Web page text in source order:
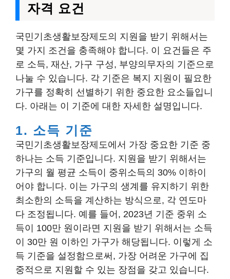
자격 요건
국민기초생활보장제도의 지원을 받기 위해서는
몇 가지 조건을 충족해야 합니다. 이 요건들은 주
로 소득, 재산, 가구 구성, 부양의무자의 기준으로
나눌 수 있습니다. 각 기준은 복지 지원이 필요한
가구를 정확히 선별하기 위한 중요한 요소들입니
다. 아래는 이 기준에 대한 자세한 설명입니다.
1. 소득 기준
국민기초생활보장제도에서 가장 중요한 기준 중
하나는 소득 기준입니다. 지원을 받기 위해서는
가구의 월 평균 소득이 중위소득의 30% 이하이
어야 합니다. 이는 가구의 생계를 유지하기 위한
최소한의 소득을 계산하는 방식으로, 각 연도마
다 조정됩니다. 예를 들어, 2023년 기준 중위 소
득이 100만 원이라면 지원을 받기 위해서는 소득
이 30만 원 이하인 가구가 해당됩니다. 이렇게 소
득 기준을 설정함으로써, 가장 어려운 가구에 집
중적으로 지원할 수 있는 장점을 갖고 있습니다.